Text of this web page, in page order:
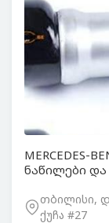
MERCEDES-
ნაწილები
თბილისი,
ქუჩა #27